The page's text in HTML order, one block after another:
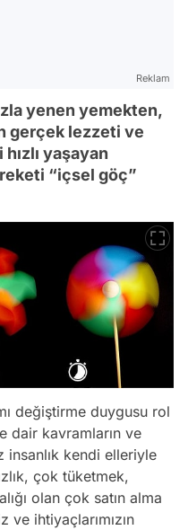
Reklam
yenen yemekten,
gerçek lezzeti ve
hızlı yaşayan
“içsel göç”
değiştirme duygusu rol
dair kavramların ve
insanlık kendi elleriyle
çok tüketmek,
olan çok satın alma
ihtiyaçlarımızın